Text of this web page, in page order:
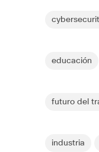
educación
futuro del
industria